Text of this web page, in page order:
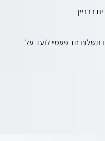
בבניין
תשלום חד פעמי לועד על